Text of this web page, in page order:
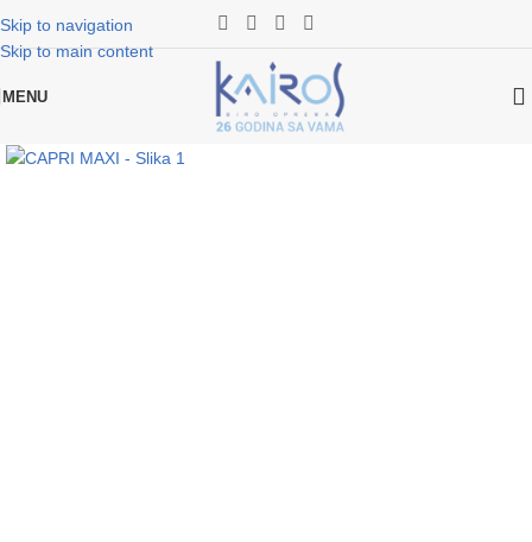
Skip to navigation
Skip to main content
MENU